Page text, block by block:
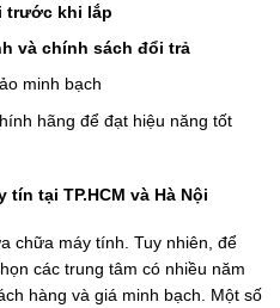
trước khi lắp
và chính sách đổi trả
minh bạch
hãng để đạt hiệu năng tốt
tại TP.HCM và Hà Nội
chữa máy tính. Tuy nhiên, để
các trung tâm có nhiều năm
hàng và giá minh bạch. Một số